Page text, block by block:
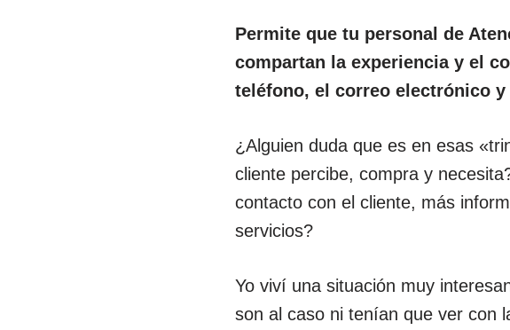
Permite que tu personal de
compartan la experiencia y el
teléfono, el correo electrónico y
¿Alguien duda que es en esas
cliente percibe, compra y
contacto con el cliente, más
servicios?
Yo viví una situación muy
son al caso ni tenían que ver con